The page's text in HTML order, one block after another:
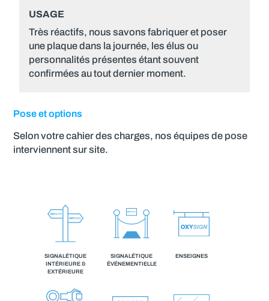
USAGE
Très réactifs, nous savons fabriquer et poser
une plaque dans la journée, les élus ou
personnalités présentes étant souvent
confirmées au tout dernier moment.
Pose et options
Selon votre cahier des charges, nos équipes de pose
interviennent sur site.
SIGNALÉTIQUE
INTÉRIEURE &
EXTÉRIEURE
SIGNALÉTIQUE
ÉVÉNEMENTIELLE
ENSEIGNES